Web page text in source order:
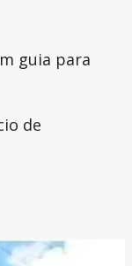
guia para
de